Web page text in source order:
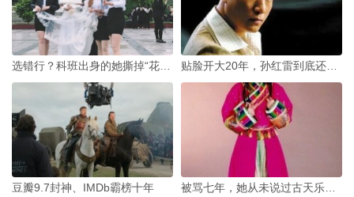
豆瓣9.7封神、IMDb霸榜十年